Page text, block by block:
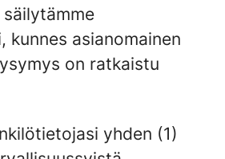
säilytämme
kunnes asianomainen
on ratkaistu
yhden (1)